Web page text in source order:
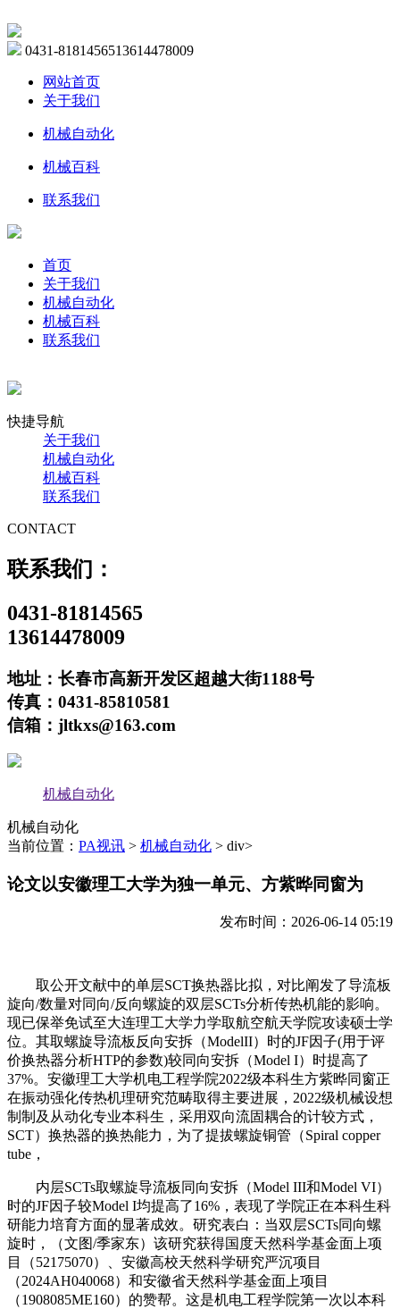
0431-8181456513614478009
网站首页
关于我们
机械自动化
机械百科
联系我们
首页
关于我们
机械自动化
机械百科
联系我们
快捷导航
关于我们
机械自动化
机械百科
联系我们
CONTACT
联系我们：
0431-81814565
13614478009
地址：长春市高新开发区超越大街1188号
传真：0431-85810581
信箱：jltkxs@163.com
机械自动化
机械自动化
当前位置： PA视讯 > 机械自动化 > div>
论文以安徽理工大学为独一单元、方紫晔同窗为
发布时间：2026-06-14 05:19
取公开文献中的单层SCT换热器比拟，对比阐发了导流板
旋向/数量对同向/反向螺旋的双层SCTs分析传热机能的影响。
现已保举免试至大连理工大学力学取航空航天学院攻读硕士学
位。其取螺旋导流板反向安拆（ModelII）时的JF因子(用于评
价换热器分析HTP的参数)较同向安拆（Model I）时提高了
37%。安徽理工大学机电工程学院2022级本科生方紫晔同窗正
在振动强化传热机理研究范畴取得主要进展，2022级机械设想
制制及从动化专业本科生，采用双向流固耦合的计较方式，
SCT）换热器的换热能力，为了提拔螺旋铜管（Spiral copper
tube，
内层SCTs取螺旋导流板同向安拆（Model III和Model VI）
时的JF因子较Model I均提高了16%，表现了学院正在本科生科
研能力培育方面的显著成效。研究表白：当双层SCTs同向螺
旋时，（文图/季家东）该研究获得国度天然科学基金面上项
目（52175070）、安徽高校天然科学研究严沉项目
（2024AH040068）和安徽省天然科学基金面上项目
（1908085ME160）的赞帮。这是机电工程学院第一次以本科